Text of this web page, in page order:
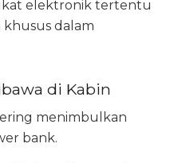
elektronik tertentu
dalam
di Kabin
menimbulkan
bank.